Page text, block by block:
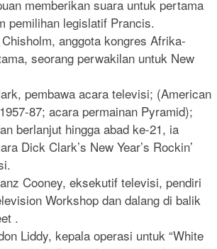
memberikan suara untuk pertama
pemilihan legislatif Prancis.
anggota kongres Afrika-
seorang perwakilan untuk New
pembawa acara televisi; (American
87; acara permainan Pyramid);
berlanjut hingga abad ke-21, ia
Dick Clark’s New Year’s Rockin’
Cooney, eksekutif televisi, pendiri
Workshop dan dalang di balik
.
Liddy, kepala operasi untuk “White